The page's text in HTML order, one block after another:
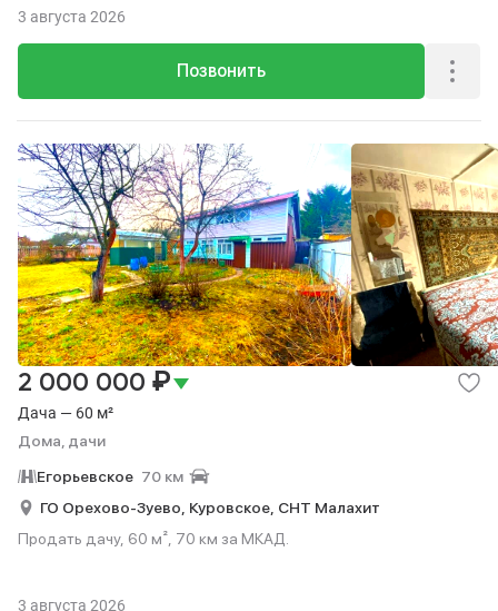
Позвонить
3 августа 2026
Дача — 60 м²
Дома, дачи
2 000 000 ₽
Егорьевское 70 км
ГО Орехово-Зуево, Куровское, СНТ Малахит
Продать дачу, 60 м², 70 км за МКАД.
3 августа 2026